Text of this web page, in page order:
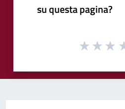
su questa pagina?